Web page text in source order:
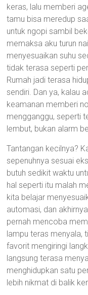
keras, lalu memberi
tamu bisa meredup
untuk ngopi sambil
memaksa aku turun
menyesuaikan suhu
tidak terasa seperti
Rumah jadi terasa
sendiri. Dan ya, kalau
keamanan memberi
mengganggu, seperti
lembut, bukan alarm
Tantangan kecilnya?
sepenuhnya sesuai
butuh sedikit waktu
hal seperti itu malah
kita belajar
automasi, dan
pernah mencoba
lampu teras menyala,
favorit mengiringi
langsung terasa
menghidupkan satu
lebih nikmat di balik